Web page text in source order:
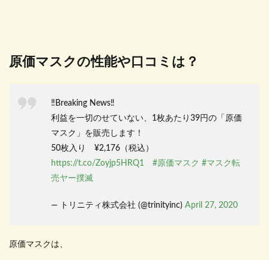
原価マスクの性能や口コミは？
‼️Breaking News‼️
利益を一切のせていない、1枚あたり39円の「原価
マスク」を販売します！
50枚入り ¥2,176（税込）
https://t.co/Zoyjp5HRQ1
#原価マスク #マスク転
売ヤー撲滅
— トリニティ株式会社 (@trinityinc) April 27, 2020
原価マスクは、